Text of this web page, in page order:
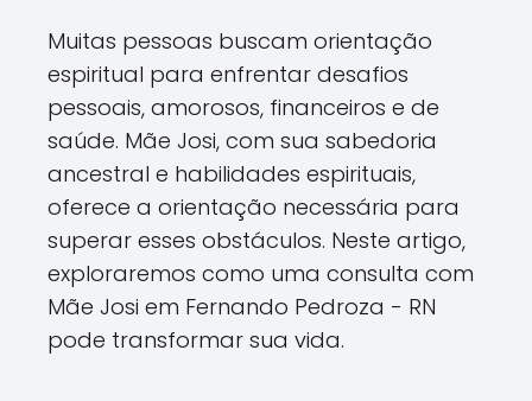
Muitas pessoas buscam orientação
espiritual para enfrentar desafios
pessoais, amorosos, financeiros e de
saúde. Mãe Josi, com sua sabedoria
ancestral e habilidades espirituais,
oferece a orientação necessária para
superar esses obstáculos. Neste artigo,
exploraremos como uma consulta com
Mãe Josi em Fernando Pedroza - RN
pode transformar sua vida.